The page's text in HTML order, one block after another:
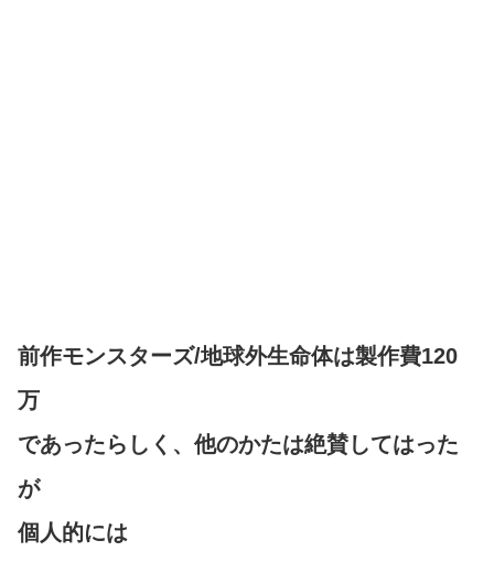
前作モンスターズ/地球外生命体は製作費120
万
であったらしく、他のかたは絶賛してはった
が
個人的には